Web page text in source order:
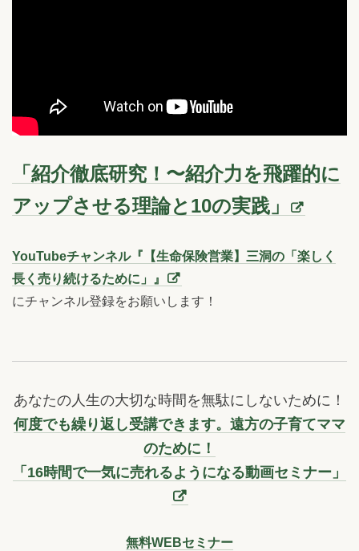
「紹介徹底研究！〜紹介力を飛躍的に
アップさせる理論と10の実践」
YouTubeチャンネル『【生命保険営業】三洞の「楽しく
長く売り続けるために」』
にチャンネル登録をお願いします！
あなたの人生の大切な時間を無駄にしないために！
何度でも繰り返し受講できます。遠方の子育てママ
のために！
「16時間で一気に売れるようになる動画セミナー」
無料WEBセミナー